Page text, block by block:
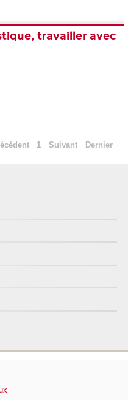
travailler avec
1 Suivant Dernier